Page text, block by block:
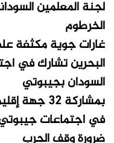
لجنة المعلمين
الخرطوم
غارات جوية مكثفة
البحرين تشارك في
السودان بجيبوتي
بمشاركة
في اجتماعات